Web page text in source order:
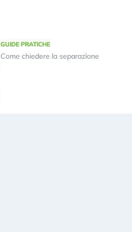
GUIDE PRATICHE
Come chiedere la separazione